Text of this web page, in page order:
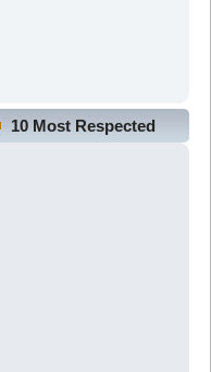
10 Most Respected